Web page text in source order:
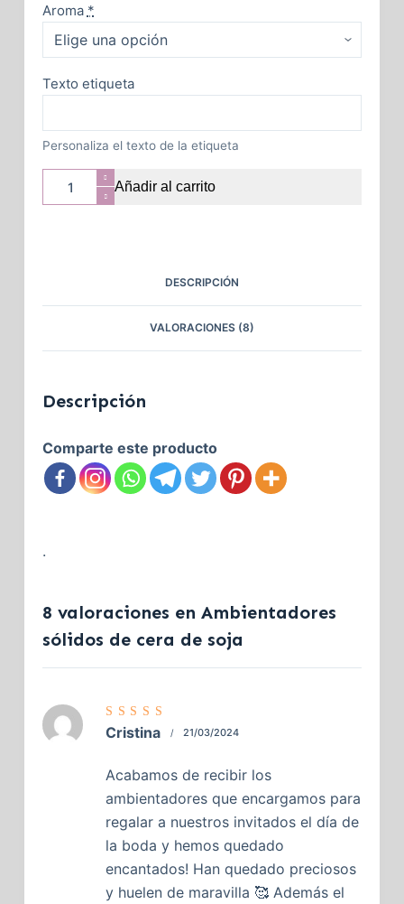
Aroma *
Texto etiqueta
Personaliza el texto de la etiqueta
Añadir al carrito
DESCRIPCIÓN
VALORACIONES (8)
Descripción
Comparte este producto
.
8 valoraciones en Ambientadores
sólidos de cera de soja
Valorado
con5de
Cristina 21/03/2024
Acabamos de recibir los
ambientadores que encargamos para
regalar a nuestros invitados el día de
la boda y hemos quedado
encantados! Han quedado preciosos
y huelen de maravilla 🥰 Además el